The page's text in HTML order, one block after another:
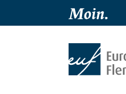
Zum Hauptinhalt springen
Zur Navigation springen